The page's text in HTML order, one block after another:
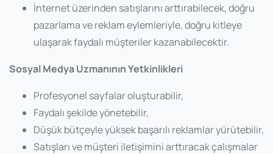
İnternet üzerinden satışlarını arttırabilecek, doğru
pazarlama ve reklam eylemleriyle, doğru kitleye
ulaşarak faydalı müşteriler kazanabilecektir.
Sosyal Medya Uzmanının Yetkinlikleri
Profesyonel sayfalar oluşturabilir,
Faydalı şekilde yönetebilir,
Düşük bütçeyle yüksek başarılı reklamlar yürütebilir,
Satışları ve müşteri iletişimini arttıracak çalışmalar